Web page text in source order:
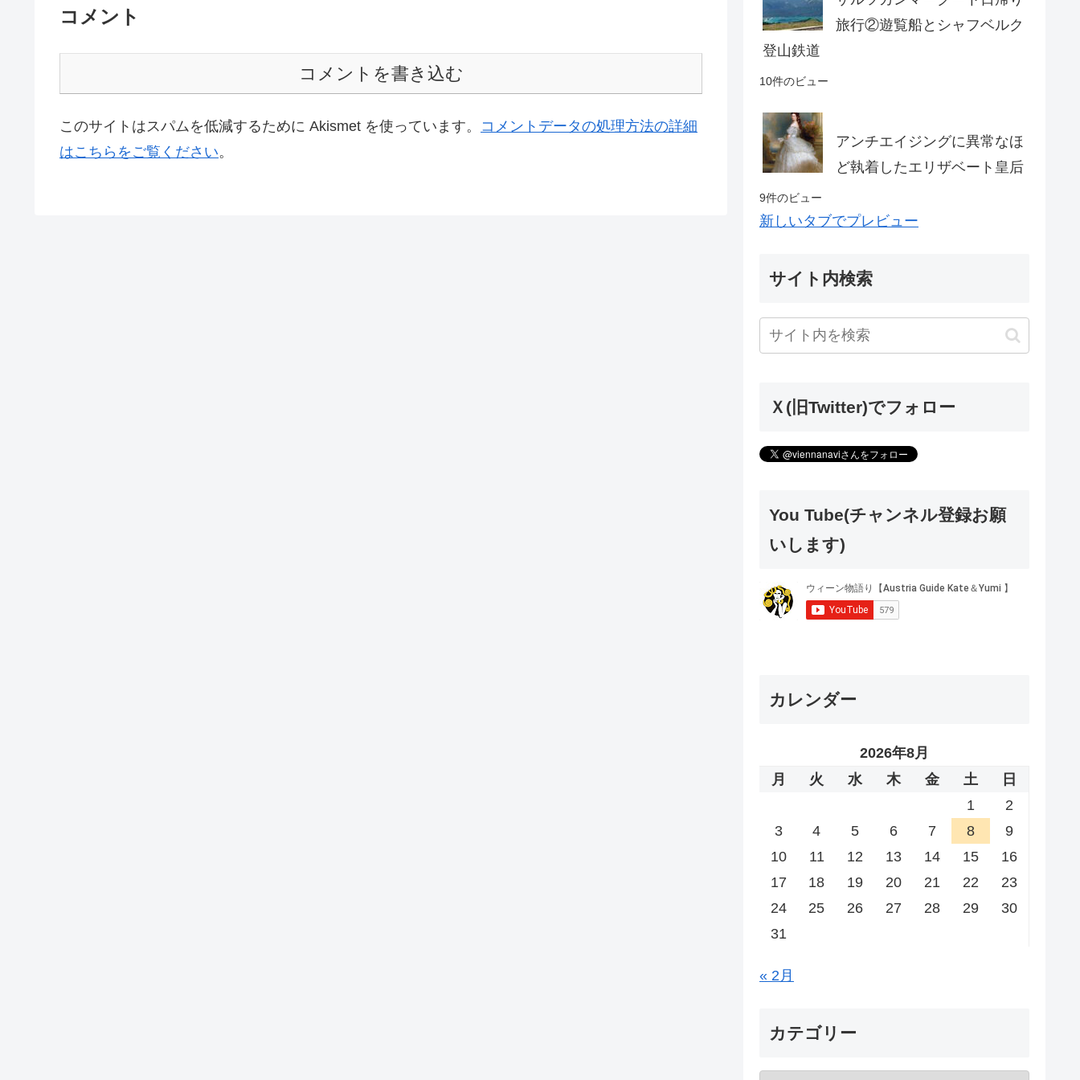
コメント
コメントを書き込む
このサイトはスパムを低減するために Akismet を使っています。 コメントデータの処理方法の詳細
はこちらをご覧ください。
旅行②遊覧船とシャフベルク
登山鉄道
10件のビュー
アンチエイジングに異常なほ
ど執着したエリザベート皇后
9件のビュー
新しいタブでプレビュー
サイト内検索
Ｘ(旧Twitter)でフォロー
You Tube(チャンネル登録お願
いします)
カレンダー
2026年8月
月
火 水 木 金 土
日
1
2
3
4 5 6 7 8
9
10
11 12 13 14 15
16
17
18 19 20 21 22
23
24
25 26 27 28 29
30
31
« 2月
カテゴリー